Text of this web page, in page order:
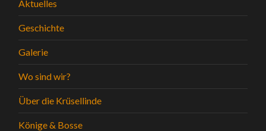
Aktuelles
Geschichte
Galerie
Wo sind wir?
Über die Krüsellinde
Könige & Bosse